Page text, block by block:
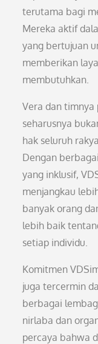
terutama bagi
Mereka aktif
yang bertujuan
memberikan
membutuhkan.
Vera dan
seharusnya
hak seluruh
Dengan
yang inklusif,
menjangkau
banyak orang
lebih baik
setiap individu.
Komitmen
juga tercermin
berbagai
nirlaba dan
percaya bahwa